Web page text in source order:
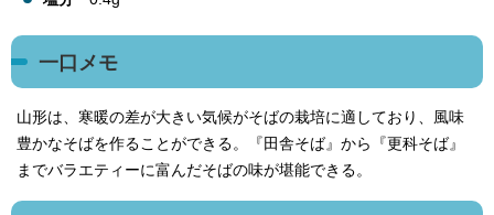
一口メモ
山形は、寒暖の差が大きい気候がそばの栽培に適しており、風味
豊かなそばを作ることができる。『田舎そば』から『更科そば』
までバラエティーに富んだそばの味が堪能できる。